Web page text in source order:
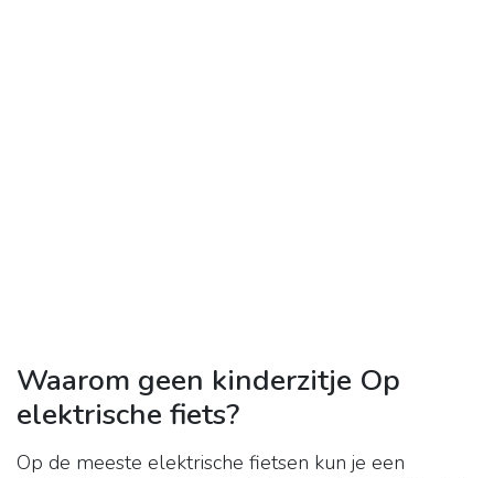
Waarom geen kinderzitje Op
elektrische fiets?
Op de meeste elektrische fietsen kun je een